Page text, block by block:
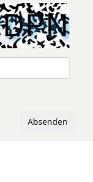
Absenden